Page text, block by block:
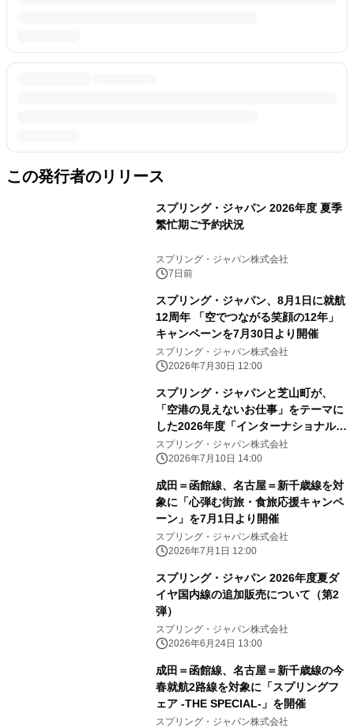
この発行者のリリース
スプリング・ジャパン 2026年度 夏季
繁忙期ご予約状況
スプリング・ジャパン株式会社
7日前
スプリング・ジャパン、8月1日に就航
12周年 「空でつながる笑顔の12年」
キャンペーンを7月30日より開催
スプリング・ジャパン株式会社
2026年7月30日 12:00
スプリング・ジャパンと芝山町が、
「空港の見えないお仕事」をテーマに
した2026年度「インターナショナルジ
ュニアカレッジ」を7月20日より開催
スプリング・ジャパン株式会社
2026年7月10日 14:00
成田＝函館線、名古屋＝新千歳線を対
象に「心弾む街旅・食旅応援キャンペ
ーン」を7月1日より開催
スプリング・ジャパン株式会社
2026年7月1日 12:00
スプリング・ジャパン 2026年度夏ダ
イヤ国内線の追加販売について（第2
弾）
スプリング・ジャパン株式会社
2026年6月24日 13:00
成田＝函館線、名古屋＝新千歳線の今
春就航2路線を対象に「スプリングフ
ェア -THE SPECIAL-」を開催
スプリング・ジャパン株式会社